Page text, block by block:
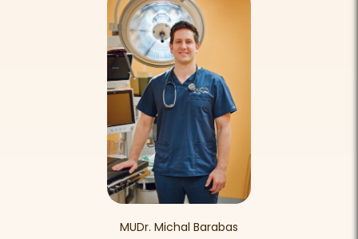
MUDr. Michal Barabas